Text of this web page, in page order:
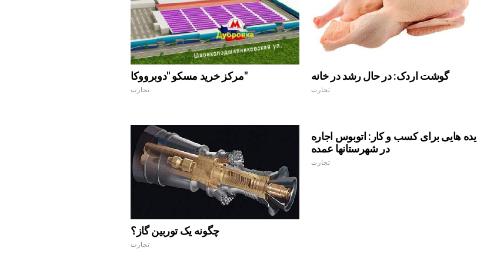
مرکز خرید مسکو "دوبرووکا"
تجارت
گوشت اردک: در حال رشد در خانه
تجارت
چگونه یک توربین گاز؟
تجارت
ایده هایی برای کسب و کار: اتوبوس اجاره
در شهرستانها عمده
تجارت